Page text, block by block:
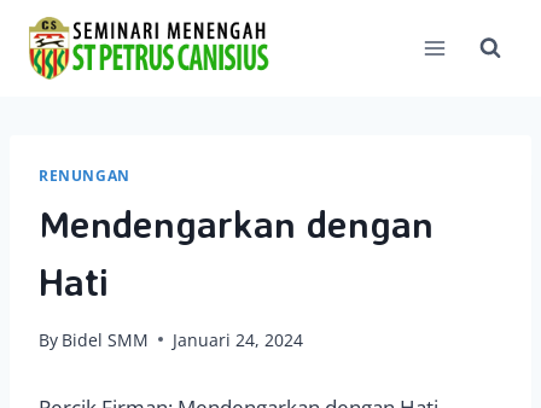
content
RENUNGAN
Mendengarkan dengan
Hati
By Bidel SMM Januari 24, 2024